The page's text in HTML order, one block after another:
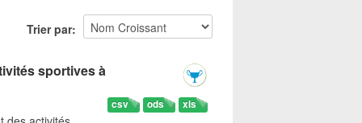
Trier par
sportives à
xls
ods
csv